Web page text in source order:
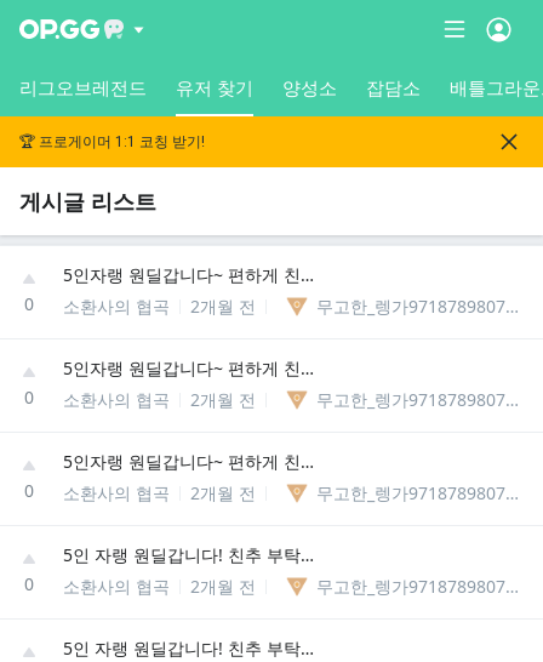
리그오브레전드 유저 찾기 양성소 잡담소 배틀그라
🏆 프로게이머 1:1 코칭 받기!
게시글 리스트
0
5인자랭 원딜갑니다~ 편하게 친추 주십셔!(보이스 하시면 롤보or 디코 가능합니다!)
소환사의 협곡
2개월 전 무고한_렝가97187898075329
0
5인자랭 원딜갑니다~ 편하게 친추 주십셔!(보이스 하시면 롤보or 디코 가능합니다!)
소환사의 협곡
2개월 전 무고한_렝가97187898075329
0
5인자랭 원딜갑니다~ 편하게 친추 주십셔!(보이스 하시면 롤보or 디코 가능합니다!)
소환사의 협곡
2개월 전 무고한_렝가97187898075329
0
5인 자랭 원딜갑니다! 친추 부탁드려요~
소환사의 협곡
2개월 전 무고한_렝가97187898075329
5인 자랭 원딜갑니다! 친추 부탁드려요~